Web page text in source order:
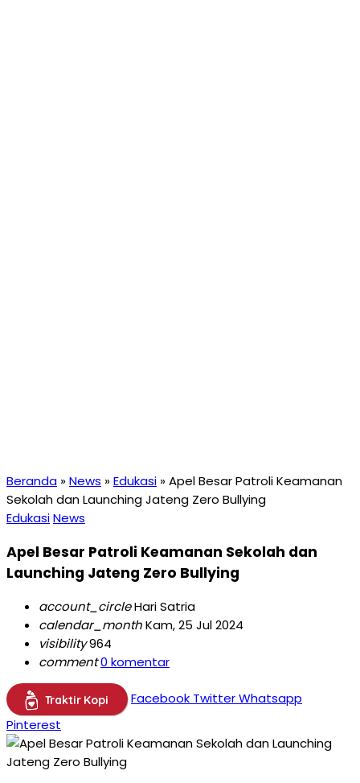
Beranda »News »Edukasi »Apel Besar Patroli Keamanan
Sekolah dan Launching Jateng Zero Bullying
EdukasiNews
Apel Besar Patroli Keamanan Sekolah dan
Launching Jateng Zero Bullying
account_circleHari Satria
calendar_monthKam, 25 Jul 2024
visibility964
comment0 komentar
Traktir Kopi Facebook TwitterWhatsapp
Pinterest